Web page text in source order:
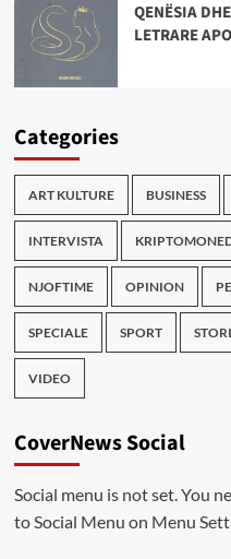
QENËSIA
LETRARE
Categories
ART KULTURE BUSINESS
INTERVISTA
NJOFTIME OPINION
SPECIALE SPORT
VIDEO
CoverNews Social
Social menu is not set. You
to Social Menu on Menu